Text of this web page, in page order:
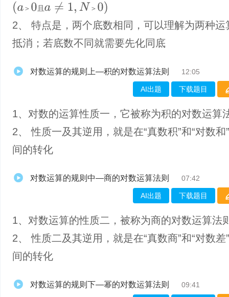
＞ 且 ＞
(a＞ 且 a≠1, N＞ )
2、 特点是，两个底数相同，可以理解为两种运
抵消；若底数不同就需要先化同底
对数运算的规则上—积的对数运算法则 12:05
AI出题 下载题目
1、​对数的运算性质一，它被称为积的对数运算
2、 性质一及其逆用，就是在“真数积”和“对数和
间的转化
对数运算的规则中—商的对数运算法则 07:42
AI出题 下载题目
1、​对数运算的性质二，被称为商的对数运算法
2、 性质二及其逆用，就是在“真数商”和“对数差
间的转化
对数运算的规则下—幂的对数运算法则 09:41